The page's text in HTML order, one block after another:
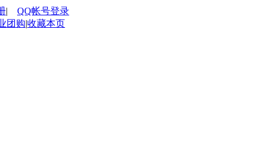
|
QQ帐号登录
团购|收藏本页